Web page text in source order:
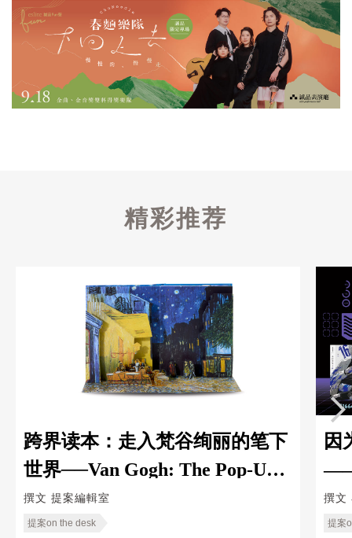
精彩推荐
跨界读本：走入梵谷绚丽的笔下
世界──Van Gogh: The Pop-Up
Book
撰文 提案編輯室
提案on the desk
因
——
撰文
提案